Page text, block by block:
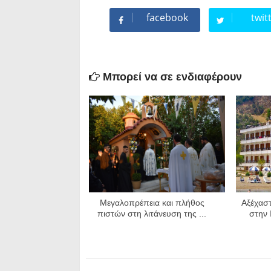
facebook
Μπορεί να σε ενδιαφέρουν
Μεγαλοπρέπεια και πλήθος
πιστών στη λιτάνευση της ...
στην